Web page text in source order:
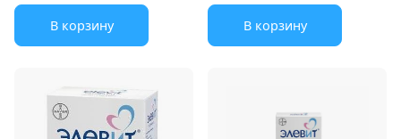
В корзину В корзину